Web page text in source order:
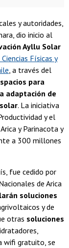
y autoridades,
dio inicio al
Ayllu Solar
Físicas y
, a través del
para
adaptación de
. La iniciativa
y el
y Parinacota y
a 300 millones
fue cedido por
de Arica
soluciones
y de
otras soluciones
wifi gratuito, se